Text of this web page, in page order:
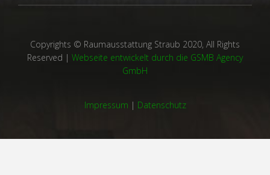
Copyrights © Raumausstattung Straub 2020, All Rights
Reserved | Webseite entwickelt durch die GSMB Agency
GmbH
Impressum | Datenschutz